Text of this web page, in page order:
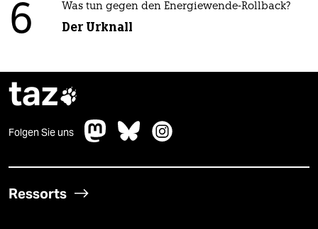
6 Was tun gegen den Energiewende-Rollback?
Der Urknall
taz
Folgen Sie uns
Ressorts